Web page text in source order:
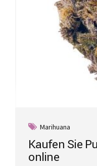
Marihuana
Kaufen Sie
online